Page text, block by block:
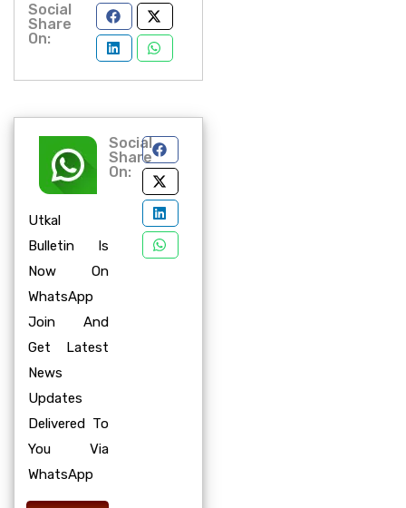
Social
Share
On:
Utkal
Bulletin Is
Now On
WhatsApp
Join And
Get Latest
News
Updates
Delivered To
You Via
WhatsApp
Social
Share
On: